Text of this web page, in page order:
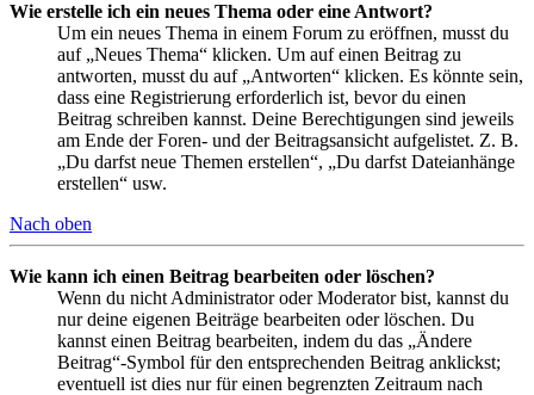
Wie erstelle ich ein neues Thema oder eine Antwort?
Um ein neues Thema in einem Forum zu eröffnen, musst du
auf „Neues Thema“ klicken. Um auf einen Beitrag zu
antworten, musst du auf „Antworten“ klicken. Es könnte sein,
dass eine Registrierung erforderlich ist, bevor du einen
Beitrag schreiben kannst. Deine Berechtigungen sind jeweils
am Ende der Foren- und der Beitragsansicht aufgelistet. Z. B.
„Du darfst neue Themen erstellen“, „Du darfst Dateianhänge
erstellen“ usw.
Nach oben
Wie kann ich einen Beitrag bearbeiten oder löschen?
Wenn du nicht Administrator oder Moderator bist, kannst du
nur deine eigenen Beiträge bearbeiten oder löschen. Du
kannst einen Beitrag bearbeiten, indem du das „Ändere
Beitrag“-Symbol für den entsprechenden Beitrag anklickst;
eventuell ist dies nur für einen begrenzten Zeitraum nach